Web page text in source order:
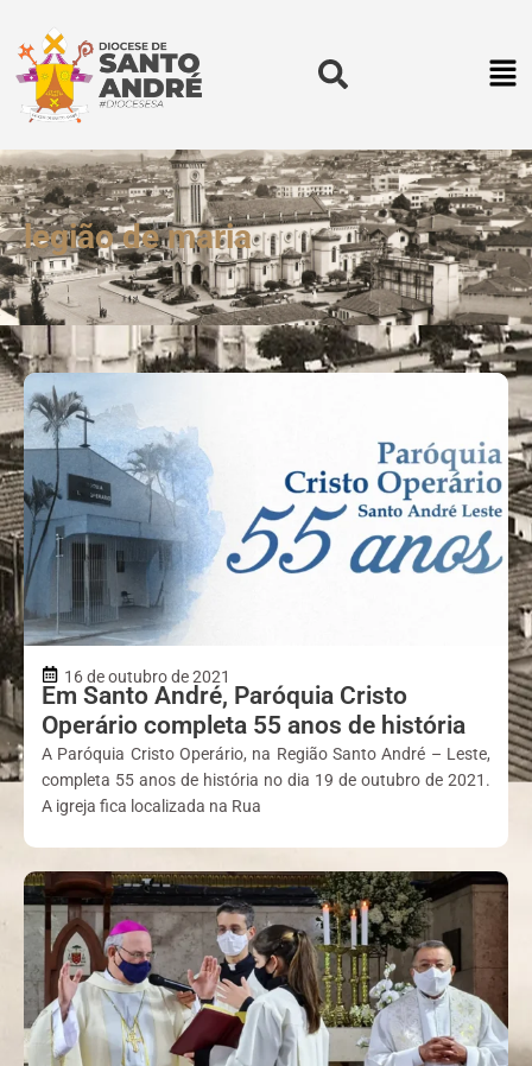
legião de maria
16 de outubro de 2021
Em Santo André, Paróquia Cristo
Operário completa 55 anos de história
A Paróquia Cristo Operário, na Região Santo André – Leste,
completa 55 anos de história no dia 19 de outubro de 2021.
A igreja fica localizada na Rua